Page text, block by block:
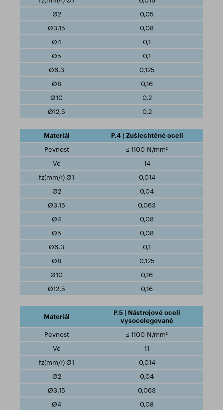
0,05
0,08
0,1
0,1
0,125
0,16
0,2
0,2
P.4 | Zušlechtěné oceli
≤ 1100 N/mm²
14
0,014
0,04
0,063
0,08
0,08
0,1
0,125
0,16
0,16
P.5 | Nástrojové oceli
vysocelegované
≤ 1100 N/mm²
11
0,014
0,04
0,063
0,08